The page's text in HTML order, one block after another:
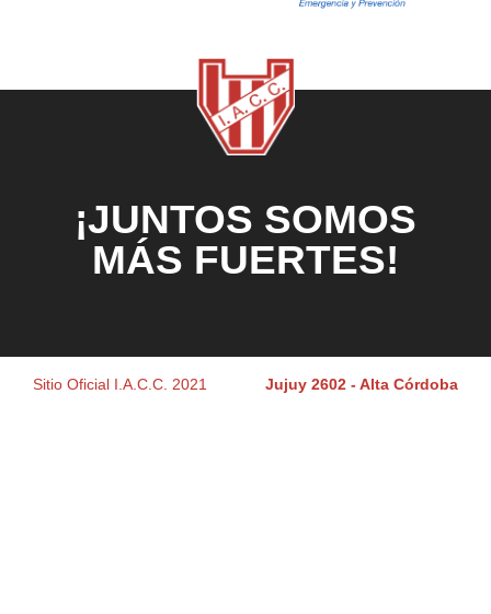
¡JUNTOS SOMOS
MÁS FUERTES!
Sitio Oficial I.A.C.C. 2021 Jujuy 2602 - Alta Córdoba